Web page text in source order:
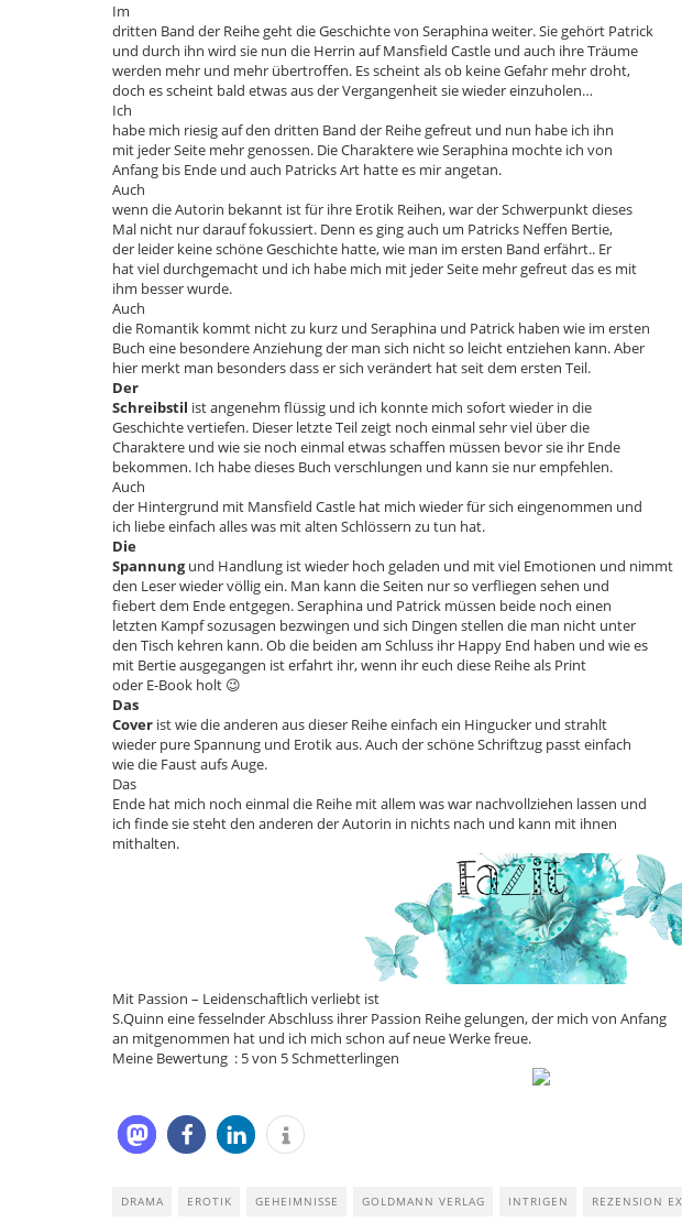
Im
dritten Band der Reihe geht die Geschichte von Seraphina weiter. Sie gehört Patrick
und durch ihn wird sie nun die Herrin auf Mansfield Castle und auch ihre Träume
werden mehr und mehr übertroffen. Es scheint als ob keine Gefahr mehr droht,
doch es scheint bald etwas aus der Vergangenheit sie wieder einzuholen…
Ich
habe mich riesig auf den dritten Band der Reihe gefreut und nun habe ich ihn
mit jeder Seite mehr genossen. Die Charaktere wie Seraphina mochte ich von
Anfang bis Ende und auch Patricks Art hatte es mir angetan.
Auch
wenn die Autorin bekannt ist für ihre Erotik Reihen, war der Schwerpunkt dieses
Mal nicht nur darauf fokussiert. Denn es ging auch um Patricks Neffen Bertie,
der leider keine schöne Geschichte hatte, wie man im ersten Band erfährt.. Er
hat viel durchgemacht und ich habe mich mit jeder Seite mehr gefreut das es mit
ihm besser wurde.
Auch
die Romantik kommt nicht zu kurz und Seraphina und Patrick haben wie im ersten
Buch eine besondere Anziehung der man sich nicht so leicht entziehen kann. Aber
hier merkt man besonders dass er sich verändert hat seit dem ersten Teil.
Der
Schreibstil ist angenehm flüssig und ich konnte mich sofort wieder in die
Geschichte vertiefen. Dieser letzte Teil zeigt noch einmal sehr viel über die
Charaktere und wie sie noch einmal etwas schaffen müssen bevor sie ihr Ende
bekommen. Ich habe dieses Buch verschlungen und kann sie nur empfehlen.
Auch
der Hintergrund mit Mansfield Castle hat mich wieder für sich eingenommen und
ich liebe einfach alles was mit alten Schlössern zu tun hat.
Die
Spannungund Handlung ist wieder hoch geladen und mit viel Emotionen und nimmt
den Leser wieder völlig ein. Man kann die Seiten nur so verfliegen sehen und
fiebert dem Ende entgegen. Seraphina und Patrick müssen beide noch einen
letzten Kampf sozusagen bezwingen und sich Dingen stellen die man nicht unter
den Tisch kehren kann. Ob die beiden am Schluss ihr Happy End haben und wie es
mit Bertie ausgegangen ist erfahrt ihr, wenn ihr euch diese Reihe als Print
oder E-Book holt 😉
Das
Cover ist wie die anderen aus dieser Reihe einfach ein Hingucker und strahlt
wieder pure Spannung und Erotik aus. Auch der schöne Schriftzug passt einfach
wie die Faust aufs Auge.
Das
Ende hat mich noch einmal die Reihe mit allem was war nachvollziehen lassen und
ich finde sie steht den anderen der Autorin in nichts nach und kann mit ihnen
mithalten.
Mit Passion – Leidenschaftlich verliebt ist
S.Quinn eine fesselnder Abschluss ihrer Passion Reihe gelungen, der mich von Anfang
an mitgenommen hat und ich mich schon auf neue Werke freue.
Meine Bewertung : 5 von 5 Schmetterlingen
DRAMA EROTIK GEHEIMNISSE GOLDMANN VERLAG INTRIGEN REZENSION